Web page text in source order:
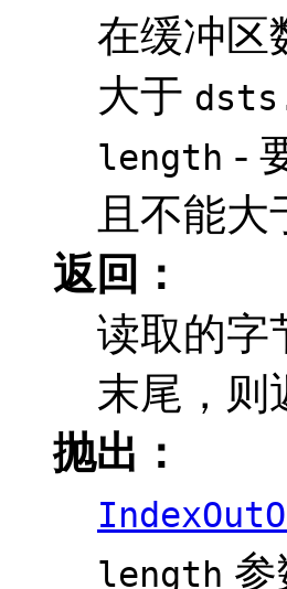
在缓冲区
大于
length -
且不能大
返回：
读取的字
末尾，则
抛出：
length